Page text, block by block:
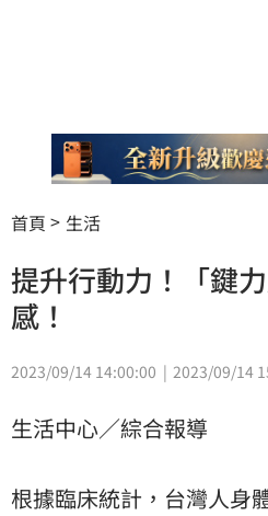
首頁 生活
提升行動力！「鍵
感！
2023/09/14 14:00:00 2023/09/14
生活中心／綜合報導
根據臨床統計，台灣人身